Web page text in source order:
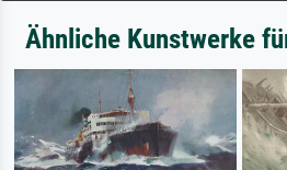
Ähnliche Kunstwerke